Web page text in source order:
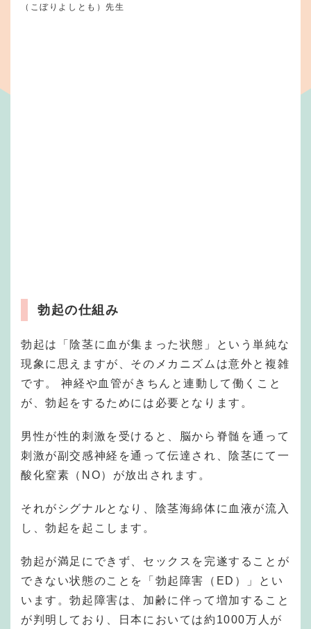
（こぼりよしとも）先生
勃起の仕組み
勃起は「陰茎に血が集まった状態」という単純な
現象に思えますが、そのメカニズムは意外と複雑
です。 神経や血管がきちんと連動して働くこと
が、勃起をするためには必要となります。
男性が性的刺激を受けると、脳から脊髄を通って
刺激が副交感神経を通って伝達され、陰茎にて一
酸化窒素（NO）が放出されます。
それがシグナルとなり、陰茎海綿体に血液が流入
し、勃起を起こします。
勃起が満足にできず、セックスを完遂することが
できない状態のことを「勃起障害（ED）」とい
います。勃起障害は、加齢に伴って増加すること
が判明しており、日本においては約1000万人が